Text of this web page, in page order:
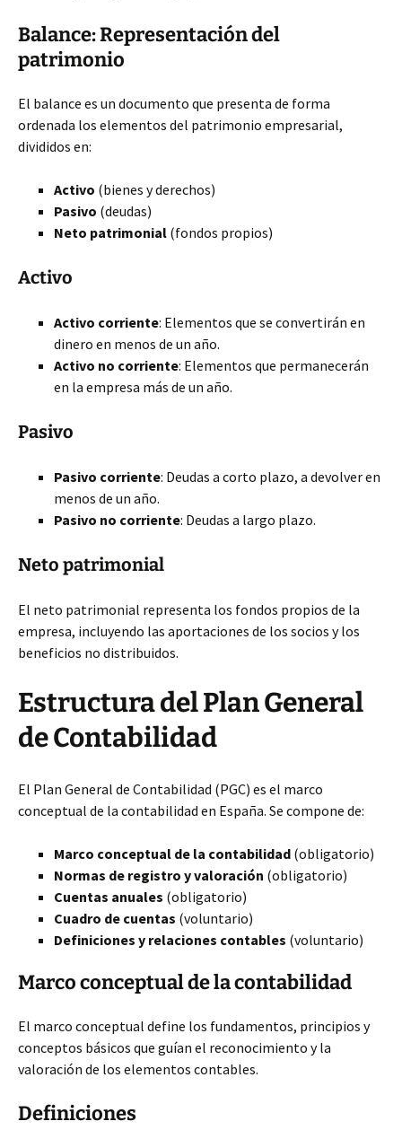
Balance: Representación del
patrimonio
El balance es un documento que presenta de forma
ordenada los elementos del patrimonio empresarial,
divididos en:
Activo (bienes y derechos)
Pasivo (deudas)
Neto patrimonial (fondos propios)
Activo
Activo corriente: Elementos que se convertirán en
dinero en menos de un año.
Activo no corriente: Elementos que permanecerán
en la empresa más de un año.
Pasivo
Pasivo corriente: Deudas a corto plazo, a devolver en
menos de un año.
Pasivo no corriente: Deudas a largo plazo.
Neto patrimonial
El neto patrimonial representa los fondos propios de la
empresa, incluyendo las aportaciones de los socios y los
beneficios no distribuidos.
Estructura del Plan General
de Contabilidad
El Plan General de Contabilidad (PGC) es el marco
conceptual de la contabilidad en España. Se compone de:
Marco conceptual de la contabilidad (obligatorio)
Normas de registro y valoración (obligatorio)
Cuentas anuales (obligatorio)
Cuadro de cuentas (voluntario)
Definiciones y relaciones contables (voluntario)
Marco conceptual de la contabilidad
El marco conceptual define los fundamentos, principios y
conceptos básicos que guían el reconocimiento y la
valoración de los elementos contables.
Definiciones